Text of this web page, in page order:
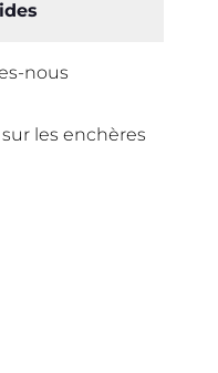
nous
les enchères